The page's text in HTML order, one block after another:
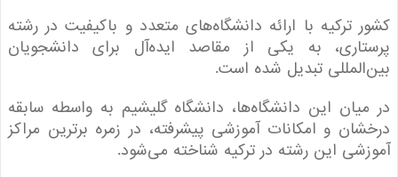
ترکیه با ارائه دانشگاه‌های متعدد و باکیفیت در رشته
به یکی از مقاصد ایده‌آل برای دانشجویان
تبدیل شده است.
این دانشگاه‌ها، دانشگاه گلیشیم به واسطه سابقه
و امکانات آموزشی پیشرفته، در زمره برترین مراکز
این رشته در ترکیه شناخته می‌شود.